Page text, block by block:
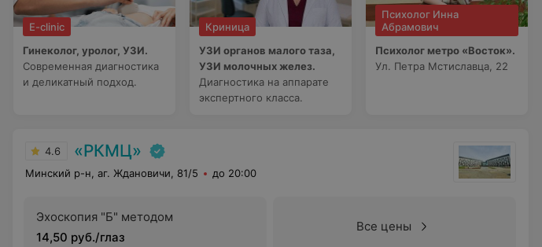
E-clinic
Гинеколог, уролог, УЗИ.
Современная диагностика
и деликатный подход.
Криница
УЗИ органов малого таза,
УЗИ молочных желез.
Диагностика на аппарате
экспертного класса.
Психолог Инна
Абрамович
Психолог метро «Восток».
Ул. Петра Мстиславца, 22
4.6 «РКМЦ»
Минский р-н, аг. Ждановичи, 81/5 до 20:00
Эхоскопия "Б" методом
14,50 руб./глаз
Все цены